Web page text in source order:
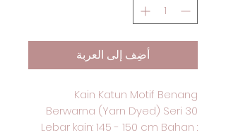
أضِف إلى العربة
Kain Katun Motif Benang
Berwarna (Yarn Dyed) Seri 30
Lebar kain: 145 - 150 cm Bahan :